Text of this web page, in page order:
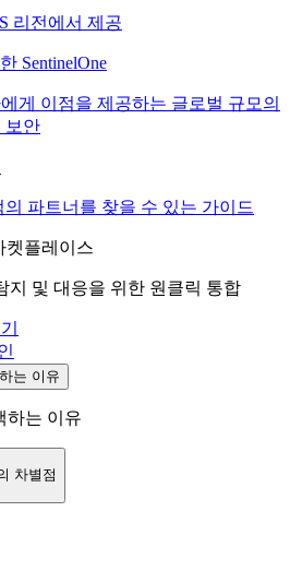
리전에서 제공
SentinelOne
게 이점을 제공하는 글로벌 규모의
보안
의 파트너를 찾을 수 있는 가이드
켓플레이스
지 및 대응을 위한 원클릭 통합
는 이유
하는 이유
차별점